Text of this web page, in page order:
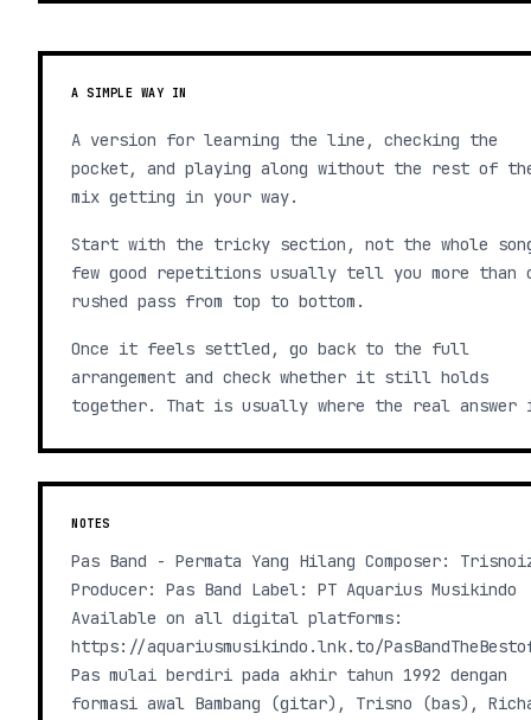
A SIMPLE WAY IN
A version for learning the line, checking the
pocket, and playing along without the rest of
mix getting in your way.
Start with the tricky section, not the whole
few good repetitions usually tell you more than
rushed pass from top to bottom.
Once it feels settled, go back to the full
arrangement and check whether it still holds
together. That is usually where the real answer
NOTES
Pas Band - Permata Yang Hilang Composer:
Producer: Pas Band Label: PT Aquarius Musikindo
Available on all digital platforms:
https://aquariusmusikindo.lnk.to/
Pas mulai berdiri pada akhir tahun 1992 dengan
formasi awal Bambang (gitar), Trisno (bas),